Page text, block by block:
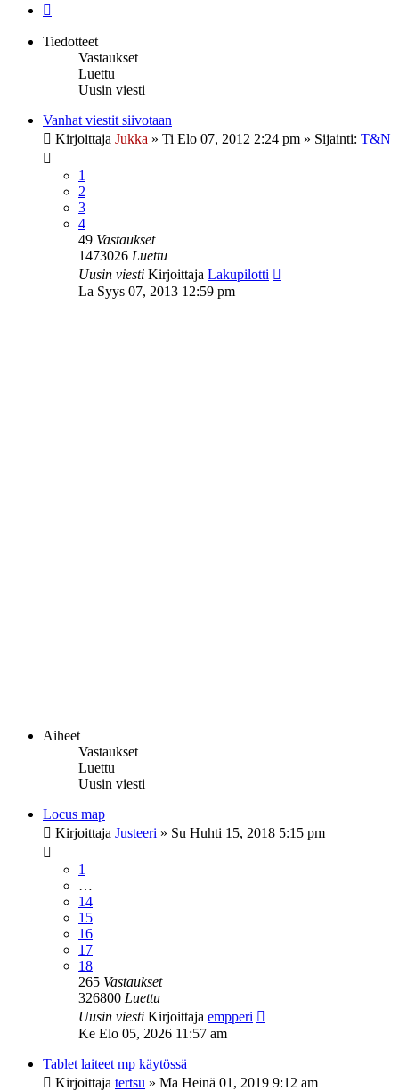
Tiedotteet
Vastaukset
Luettu
Uusin viesti
Vanhat viestit siivotaan
Kirjoittaja Jukka » Ti Elo 07, 2012 2:24 pm » Sijainti: T&N
1
2
3
4
49 Vastaukset
1473026 Luettu
Uusin viesti Kirjoittaja Lakupilotti
La Syys 07, 2013 12:59 pm
Aiheet
Vastaukset
Luettu
Uusin viesti
Locus map
Kirjoittaja Justeeri » Su Huhti 15, 2018 5:15 pm
1
…
14
15
16
17
18
265 Vastaukset
326800 Luettu
Uusin viesti Kirjoittaja empperi
Ke Elo 05, 2026 11:57 am
Tablet laiteet mp käytössä
Kirjoittaja tertsu » Ma Heinä 01, 2019 9:12 am